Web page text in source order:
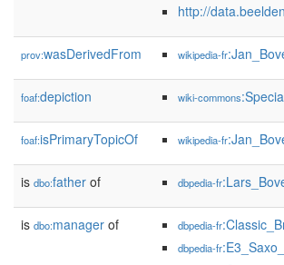
http://
prov:wasDerivedFrom wikipedia-fr
foaf:depiction wiki-commons
foaf:isPrimaryTopicOf wikipedia-fr
is dbo:father of dbpedia-fr
is dbo:manager of dbpedia-fr
dbpedia-fr